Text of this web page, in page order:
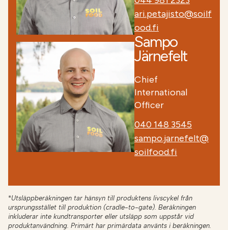
ari.petajisto@soilf
ood.fi
Sampo
Järnefelt
Chief
International
Officer
040 148 3545
sampo.jarnefelt@
soilfood.fi
*Utsläppberäkningen tar hänsyn till produktens livscykel från
ursprungsstället till produktion (cradle-to-gate). Beräkningen
inkluderar inte kundtransporter eller utsläpp som uppstår vid
produktanvändning. Primärt har primärdata använts i beräkningen.